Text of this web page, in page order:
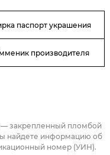
паспорт украшения
производителя
— закрепленный пломбой
найдете информацию об
номер (УИН).